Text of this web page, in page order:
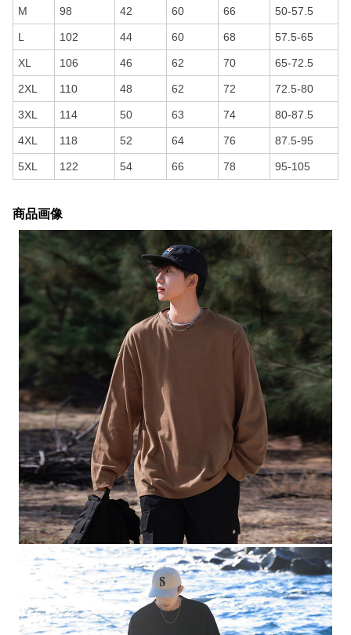
M 98 42 60 66 50-57.5
L 102 44 60 68 57.5-65
XL 106 46 62 70 65-72.5
2XL 110 48 62 72 72.5-80
3XL 114 50 63 74 80-87.5
4XL 118 52 64 76 87.5-95
5XL 122 54 66 78 95-105
商品画像